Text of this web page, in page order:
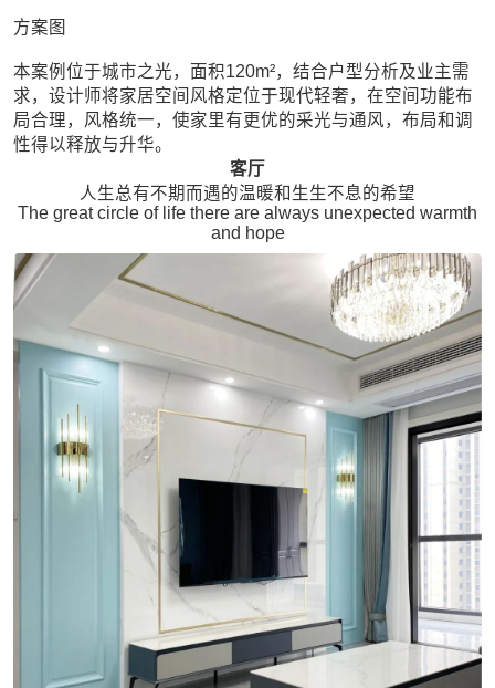
方案图
本案例位于城市之光，面积120m²，结合户型分析及业主需
求，设计师将家居空间风格定位于现代轻奢，在空间功能布
局合理，风格统一，使家里有更优的采光与通风，布局和调
性得以释放与升华。
客厅
人生总有不期而遇的温暖和生生不息的希望
The great circle of life there are always unexpected warmth
and hope